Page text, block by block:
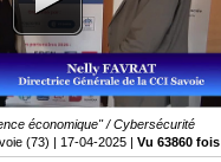
économique" / Cybersécurité
(73) | 17-04-2025 |Vu 63860 fois